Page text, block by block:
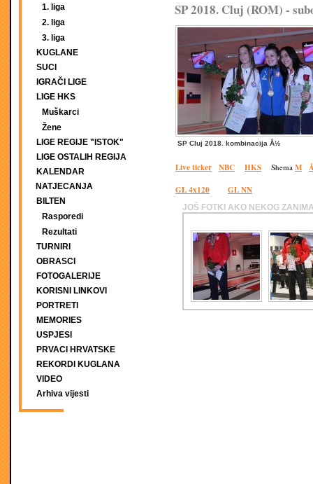
1. liga
2. liga
3. liga
KUGLANE
SUCI
IGRAČI LIGE
LIGE HKS
Muškarci
Žene
LIGE REGIJE "ISTOK"
LIGE OSTALIH REGIJA
KALENDAR
NATJECANJA
BILTEN
Rasporedi
Rezultati
TURNIRI
OBRASCI
FOTOGALERIJE
KORISNI LINKOVI
PORTRETI
MEMORIES
USPJESI
PRVACI HRVATSKE
REKORDI KUGLANA
VIDEO
Arhiva vijesti
SP 2018. Cluj (ROM) -
SP Cluj 2018. kombinacija Å½
Live ticker NBC HKS Shema M
GL 4x120
GL NN
JOŠ FOTKI AKO NEKOG